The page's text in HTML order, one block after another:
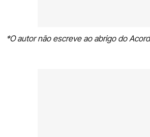
*O autor não escreve ao abrigo do